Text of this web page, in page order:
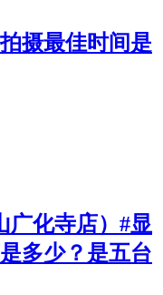
摄最佳时间是
广化寺店）#显
多少？是五台